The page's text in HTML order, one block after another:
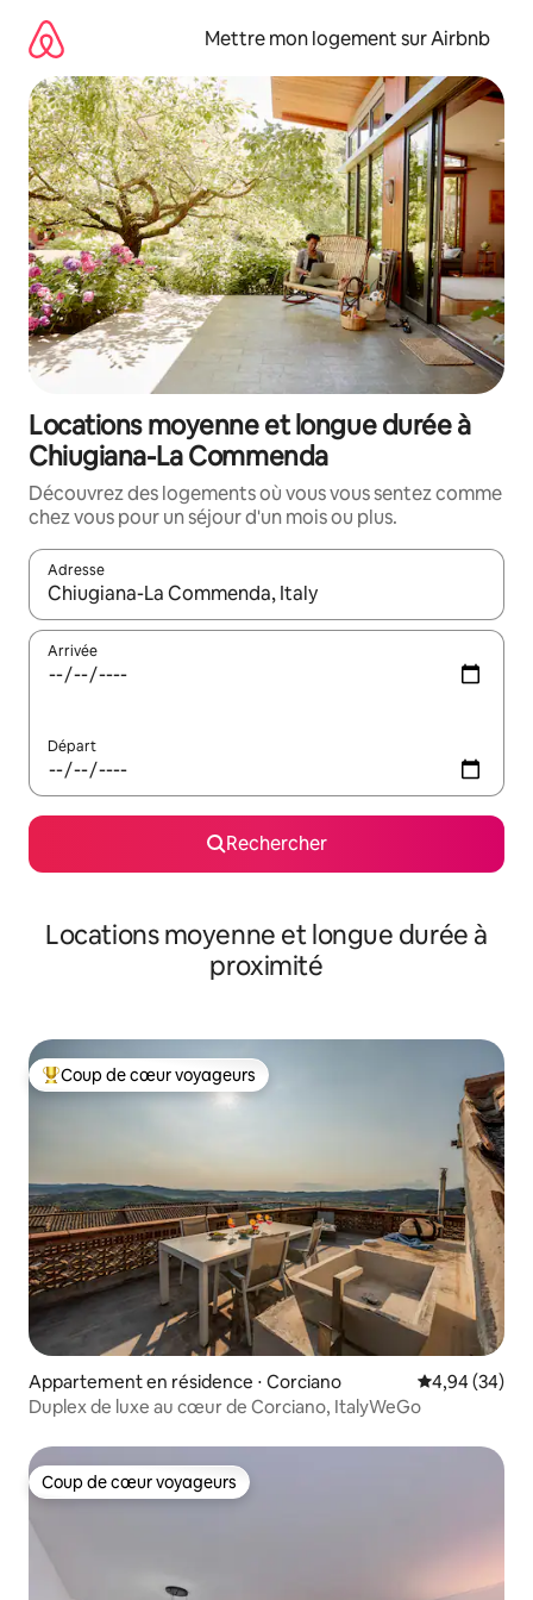
directement
contenu
Mettre mon logement sur Airbnb
Locations moyenne et longue durée à
Chiugiana-La Commenda
Découvrez des logements où vous vous sentez comme
chez vous pour un séjour d'un mois ou plus.
Adresse
Lorsque les résultats s'affichent, utilisez les flèches vers le
Arrivée
Départ
Rechercher
Locations moyenne et longue durée à
proximité
Coups de cœur voyageurs les plus appréciés
Coup de cœur voyageurs
Appartement en résidence ⋅ Corciano Évaluation
4,94 (34)
Duplex de luxe au cœur de Corciano, ItalyWeGo
Coup de cœur voyageurs
Coup de cœur voyageurs